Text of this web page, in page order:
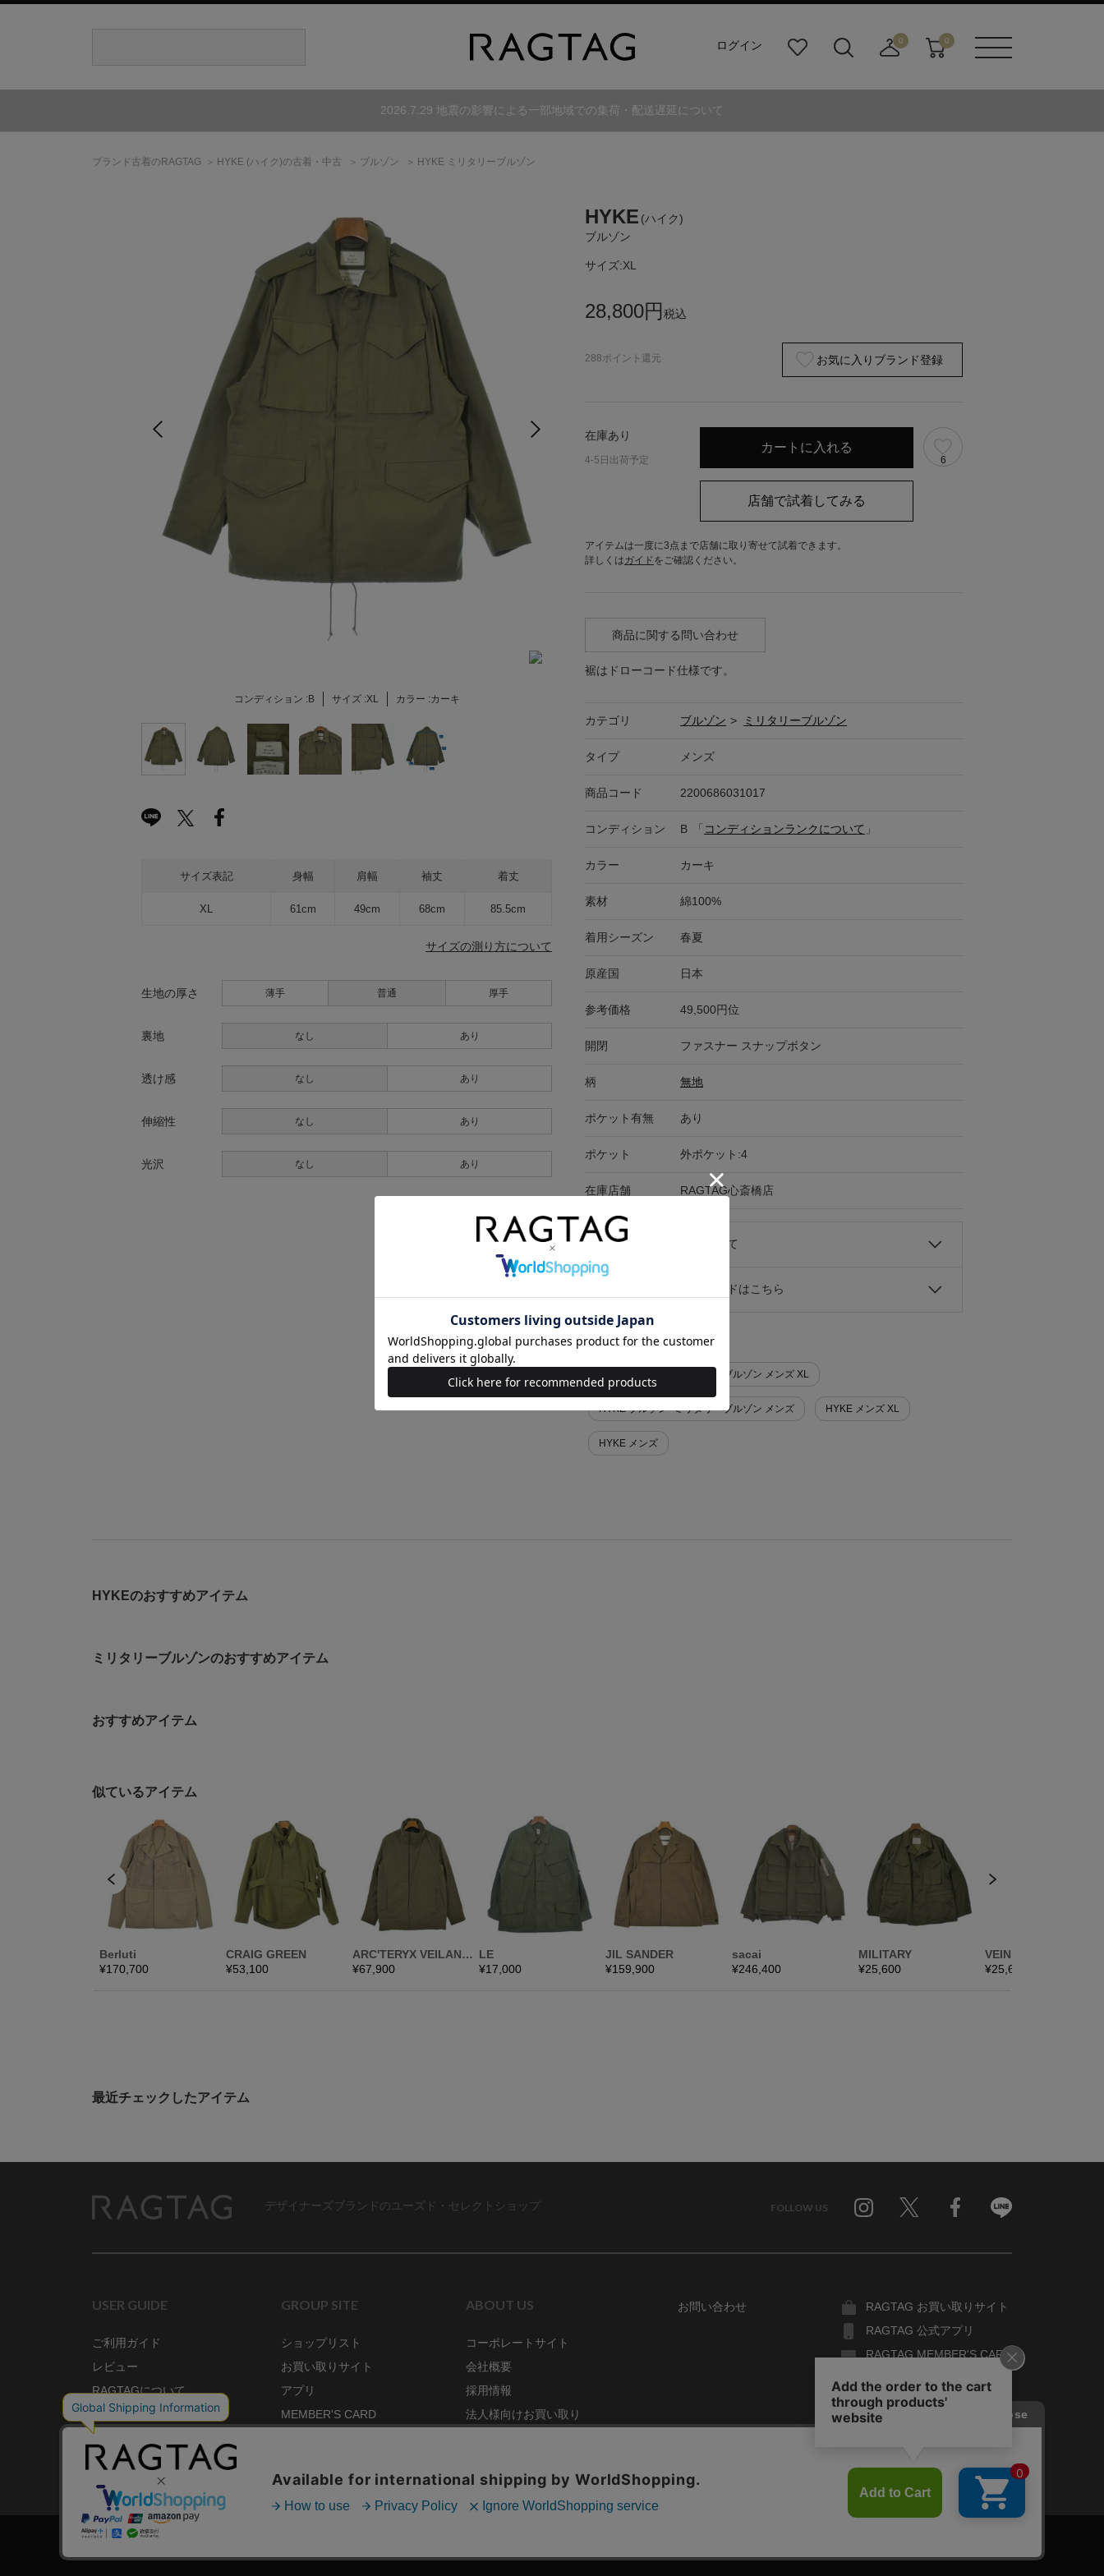
ログイン
り
ダ
0
寄
0
2026.7.29 地震の影響による一部地域での集荷・配送遅延について
ブランド古着のRAGTAG HYKE (ハイク)の古着・中古 ブルゾン HYKE ミリタリーブルゾン
コンディション :B サイズ :XL カラー :カーキ
サイズ表記 身幅 肩幅 袖丈 着丈
XL 61cm 49cm 68cm 85.5cm
サイズの測り方について
生地の厚さ 薄手 普通 厚手
裏地 なし あり
透け感 なし あり
伸縮性 なし あり
光沢 なし あり
HYKE (ハイク)
ブルゾン
サイズ:XL
28,800円 税込
288ポイント還元 お気に入りブランド登録
在庫あり
4-5日出荷予定 6
アイテムは一度に3点まで店舗に取り寄せて試着できます。
詳しくはガイド をご確認ください。
商品に関する問い合わせ
裾はドローコード仕様です。
カテゴリ ブルゾン > ミリタリーブルゾン
タイプ メンズ
商品コード 2200686031017
コンディション B 「 コンディションランクについて 」
カラー カーキ
素材 綿100%
着用シーズン 春夏
原産国 日本
参考価格 49,500円位
開閉 ファスナー スナップボタン
柄 無地
ポケット有無 あり
ポケット 外ポケット:4
在庫店舗 RAGTAG心斎橋店
キャンセル・返品について
お買い物時のご利用ガイドはこちら
似た条件で検索
HYKE ブルゾン>ミリタリーブルゾン メンズ XL
HYKE ブルゾン>ミリタリーブルゾン メンズ HYKE メンズ XL
HYKE メンズ
HYKEのおすすめアイテム
ミリタリーブルゾンのおすすめアイテム
おすすめアイテム
最近チェックしたアイテム
デザイナーズブランドのユーズド・セレクトショップ FOLLOW US
USER GUIDE
ご利用ガイド
レビュー
RAGTAGについて
ご利用規約
プライバシーポリシー
GROUP SITE
ショップリスト
お買い取りサイト
アプリ
MEMBER'S CARD
ABOUT US
コーポレートサイト
会社概要
採用情報
法人様向けお買い取り
お問い合わせ
RAGTAG お買い取りサイト
RAGTAG 公式アプリ
RAGTAG MEMBER'S CARD
RAGTAG Global